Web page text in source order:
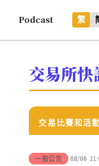
Podcast 繁
交易所快
交易比賽和活
一般公告 08/06